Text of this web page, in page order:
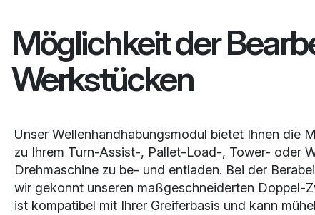
Möglichkeit der
Werkstücken
Unser Wellenhandhabungsmodul bietet Ihnen die
zu Ihrem Turn-Assist-, Pallet-Load-, Tower- oder
Drehmaschine zu be- und entladen. Bei der
wir gekonnt unseren maßgeschneiderten Doppel-
ist kompatibel mit Ihrer Greiferbasis und kann